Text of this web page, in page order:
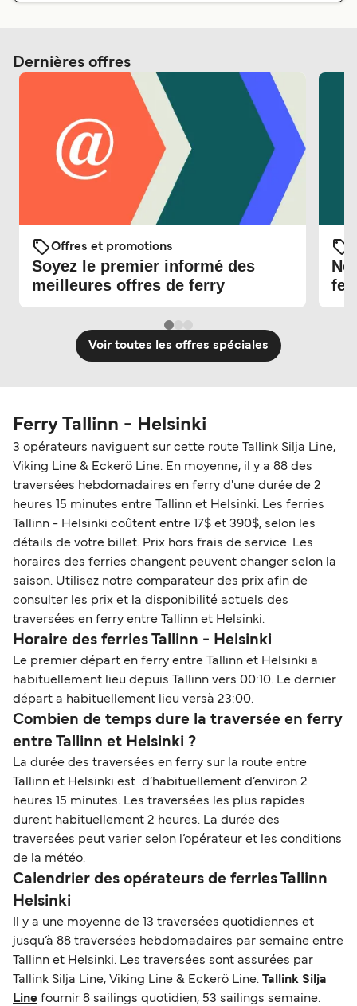
Dernières offres
Offres et promotions
Soyez le premier informé des
meilleures offres de ferry
Voir toutes les offres spéciales
Ferry Tallinn - Helsinki
3 opérateurs naviguent sur cette route Tallink Silja Line,
Viking Line & Eckerö Line. En moyenne, il y a 88 des
traversées hebdomadaires en ferry d'une durée de 2
heures 15 minutes entre Tallinn et Helsinki. Les ferries
Tallinn - Helsinki coûtent entre 17$ et 390$, selon les
détails de votre billet. Prix hors frais de service. Les
horaires des ferries changent peuvent changer selon la
saison. Utilisez notre comparateur des prix afin de
consulter les prix et la disponibilité actuels des
traversées en ferry entre Tallinn et Helsinki.
Horaire des ferries Tallinn - Helsinki
Le premier départ en ferry entre Tallinn et Helsinki a
habituellement lieu depuis Tallinn vers 00:10. Le dernier
départ a habituellement lieu versà 23:00.
Combien de temps dure la traversée en ferry
entre Tallinn et Helsinki ?
La durée des traversées en ferry sur la route entre
Tallinn et Helsinki est d’habituellement d’environ 2
heures 15 minutes. Les traversées les plus rapides
durent habituellement 2 heures. La durée des
traversées peut varier selon l’opérateur et les conditions
de la météo.
Calendrier des opérateurs de ferries Tallinn
Helsinki
Il y a une moyenne de 13 traversées quotidiennes et
jusqu’à 88 traversées hebdomadaires par semaine entre
Tallinn et Helsinki. Les traversées sont assurées par
Tallink Silja Line, Viking Line & Eckerö Line.
Tallink Silja
Line fournir 8 sailings quotidien, 53 sailings semaine.